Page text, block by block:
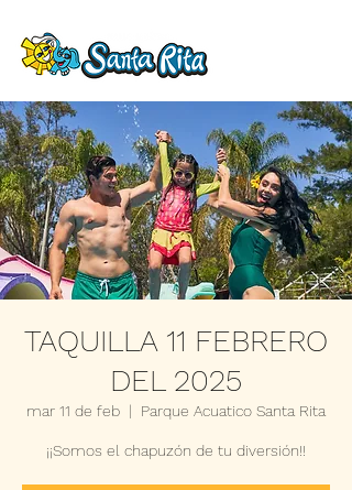
TAQUILLA 11 FEBRERO
DEL 2025
mar 11 de feb
  |
Parque Acuatico Santa Rita
¡¡Somos el chapuzón de tu diversión!!